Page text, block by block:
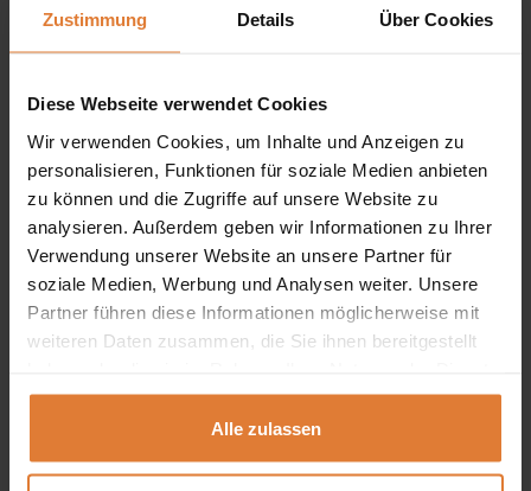
Zustimmung Details Über Cookies
Diese Webseite verwendet Cookies
Wir verwenden Cookies, um Inhalte und Anzeigen zu
personalisieren, Funktionen für soziale Medien anbieten
zu können und die Zugriffe auf unsere Website zu
analysieren. Außerdem geben wir Informationen zu Ihrer
Verwendung unserer Website an unsere Partner für
soziale Medien, Werbung und Analysen weiter. Unsere
Partner führen diese Informationen möglicherweise mit
weiteren Daten zusammen, die Sie ihnen bereitgestellt
gesammelt haben.
Alle zulassen
, sondern auch ein stilvolles Highlight in jedem
suchen.
Abmessungen:
Breite:225 cm
Höhe:93 cm
Liegefläche:142 x 211 cm